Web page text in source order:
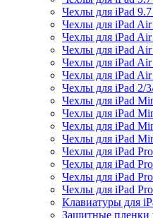
Чехлы для iPad
Чехлы для iPad
Чехлы для iPad
Чехлы для iPad
Чехлы для iPad Air
Чехлы для iPad Air
Чехлы для iPad 2/
Чехлы для iPad
Чехлы для iPad
Чехлы для iPad
Чехлы для iPad
Чехлы для iPad
Чехлы для iPad
Чехлы для iPad
Чехлы для iPad
Клавиатуры для
Защитные пленки